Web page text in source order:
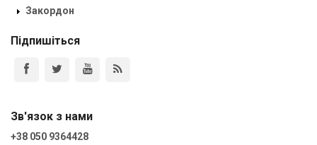
Закордон
Підпишіться
Зв'язок з нами
+38 050 9364428